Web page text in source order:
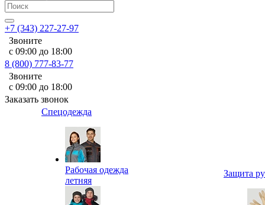
+7 (343) 227-27-97
Звоните
с 09:00 до 18:00
8 (800) 777-83-77
Звоните
с 09:00 до 18:00
Заказать звонок
Спецодежда
Рабочая одежда
летняя
Защита